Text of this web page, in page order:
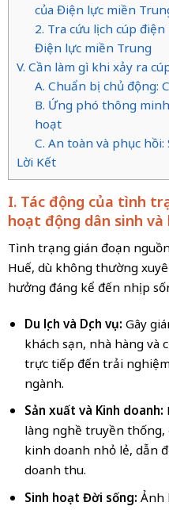
của Điện lực miền
2. Tra cứu lịch cúp
Điện lực miền Trung
V. Cần làm gì khi xảy ra
A. Chuẩn bị chủ động:
B. Ứng phó thông
hoạt
C. An toàn và phục
Lời Kết
I. Tác động của tình
hoạt động dân sinh
Tình trạng gián đoạn
Huế, dù không thường
hưởng đáng kể đến nhịp
Du lịch và Dịch vụ: Gây
khách sạn, nhà hàng và
trực tiếp đến trải
ngành.
Sản xuất và Kinh doanh:
làng nghề truyền thống,
kinh doanh nhỏ lẻ, dẫn
doanh thu.
Sinh hoạt Đời sống: Ảnh